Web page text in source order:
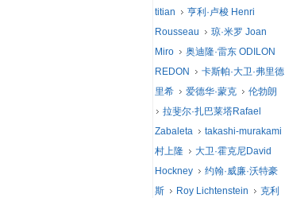
titian
亨利·卢梭 Henri
Rousseau
琼·米罗 Joan
Miro
奥迪隆·雷东 ODILON
REDON
卡斯帕·大卫·弗里德
里希
爱德华·蒙克
伦勃朗
拉斐尔·扎巴莱塔Rafael
Zabaleta
takashi-murakami
村上隆
大卫·霍克尼David
Hockney
约翰·威廉·沃特豪
斯
Roy Lichtenstein
克利